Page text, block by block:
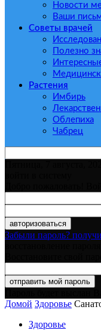
Новости
Ваши
Советы врачей
Полезно
Растения
Имбирь
Облепиха
Чабрец
Забыли пароль?
Домой Здоровье
Здоровье